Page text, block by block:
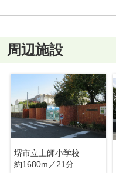
周辺施設
堺市立土師小学校
約1680m／21分